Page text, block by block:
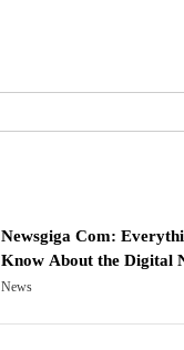
Newsgiga Com:
Know About the Digital
News